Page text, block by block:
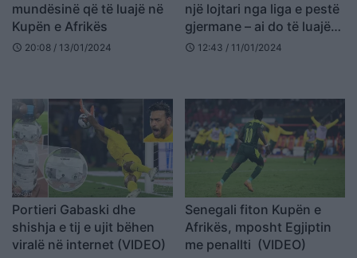
mundësinë që të luajë në
Kupën e Afrikës
schedule 20:08 / 13/01/2024
një lojtari nga liga e pestë
gjermane – ai do të luajë
kundër Mo Salah në
schedule 12:43 / 11/01/2024
Portieri Gabaski dhe
shishja e tij e ujit bëhen
viralë në internet (VIDEO)
Senegali fiton Kupën e
Afrikës, mposht Egjiptin
me penallti (VIDEO)